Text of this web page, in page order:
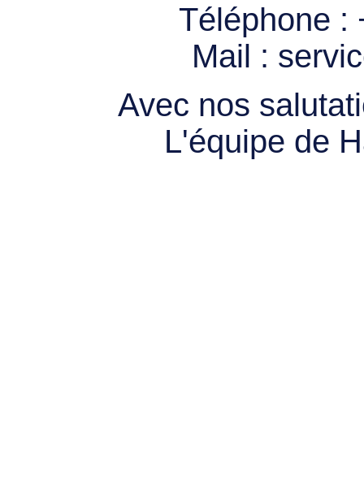
Téléphone :
Mail :
Avec nos
L'équipe de